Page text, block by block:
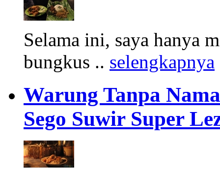
Selama ini, saya hanya
bungkus .. selengkapnya
Warung Tanpa
Sego Suwir Super